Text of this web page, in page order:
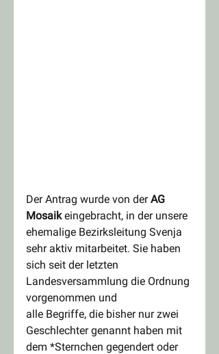
Der Antrag wurde von der AG
Mosaik eingebracht, in der unsere
ehemalige Bezirksleitung Svenja
sehr aktiv mitarbeitet. Sie haben
sich seit der letzten
Landesversammlung die Ordnung
vorgenommen und
alle Begriffe, die bisher nur zwei
Geschlechter genannt haben mit
dem *Sternchen gegendert oder